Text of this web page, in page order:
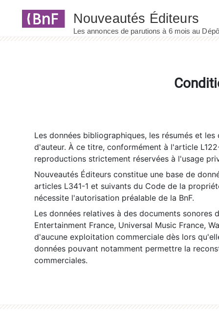
Les données bibliographiques, les résumés et
d'auteur. À ce titre, conformément à l'article
reproductions strictement réservées à l'usage
Nouveautés Éditeurs constitue une base de
articles L341-1 et suivants du Code de la
nécessite l'autorisation préalable de la BnF.
Les données relatives à des documents sonores
Entertainment France, Universal Music France,
d'aucune exploitation commerciale dès lors
données pouvant notamment permettre la
commerciales.